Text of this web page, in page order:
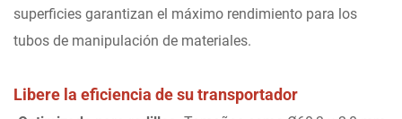
superficies garantizan el máximo rendimiento para los
tubos de manipulación de materiales.
Libere la eficiencia de su transportador